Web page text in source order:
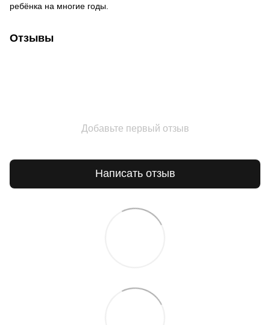
ребёнка на многие годы.
Отзывы
Добавьте первый отзыв
Написать отзыв